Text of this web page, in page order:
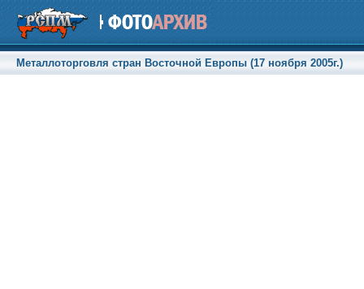
Металлоторговля стран Восточной Европы (17 ноября 2005г.)